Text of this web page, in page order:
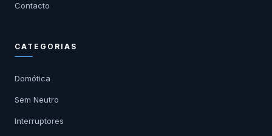
Contacto
CATEGORIAS
Domótica
Sem Neutro
Interruptores